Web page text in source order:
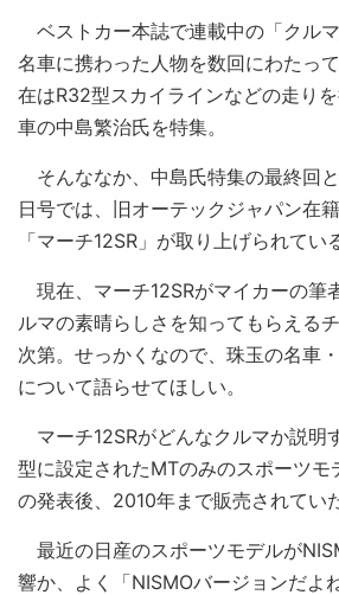
ベストカー本誌で連載中の「クルマ
名車に携わった人物を数回にわたっ
在はR32型スカイラインなどの走り
車の中島繁治氏を特集。
そんななか、中島氏特集の最終回
日号では、旧オーテックジャパン在
「マーチ12SR」が取り上げられてい
現在、マーチ12SRがマイカーの筆
ルマの素晴らしさを知ってもらえる
次第。せっかくなので、珠玉の名車
について語らせてほしい。
マーチ12SRがどんなクルマか説明
型に設定されたMTのみのスポーツモ
の発表後、2010年まで販売されていた
最近の日産のスポーツモデルが
響か、よく「NISMOバージョンだよ